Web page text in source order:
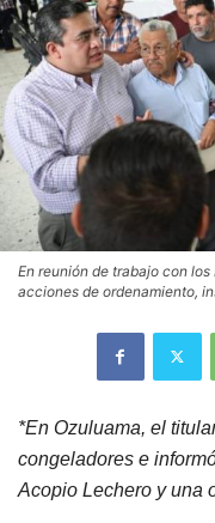
En reunión de trabajo con
acciones de ordenamiento,
*En Ozuluama, el
congeladores e
Acopio Lechero y una